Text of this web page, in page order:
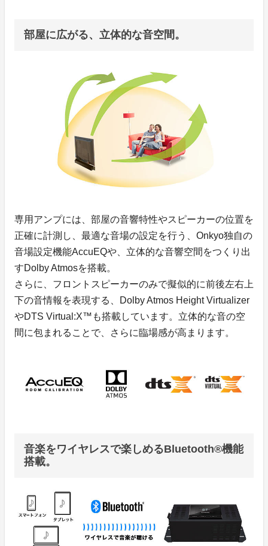
部屋に広がる、立体的な音空間。
専用アンプには、部屋の音響特性やスピーカーの位置を
正確に計測し、最適な音場の設定を行う、Onkyo独自の
音場設定機能AccuEQや、立体的な音響空間をつくり出
すDolby Atmosを搭載。
さらに、フロントスピーカーのみで擬似的に前後左右上
下の音情報を表現する、Dolby Atmos Height Virtualizer
やDTS Virtual:X™も搭載しています。立体的な音の空
間に包まれることで、さらに臨場感が高まります。
音楽をワイヤレスで楽しめるBluetooth®機能
搭載。